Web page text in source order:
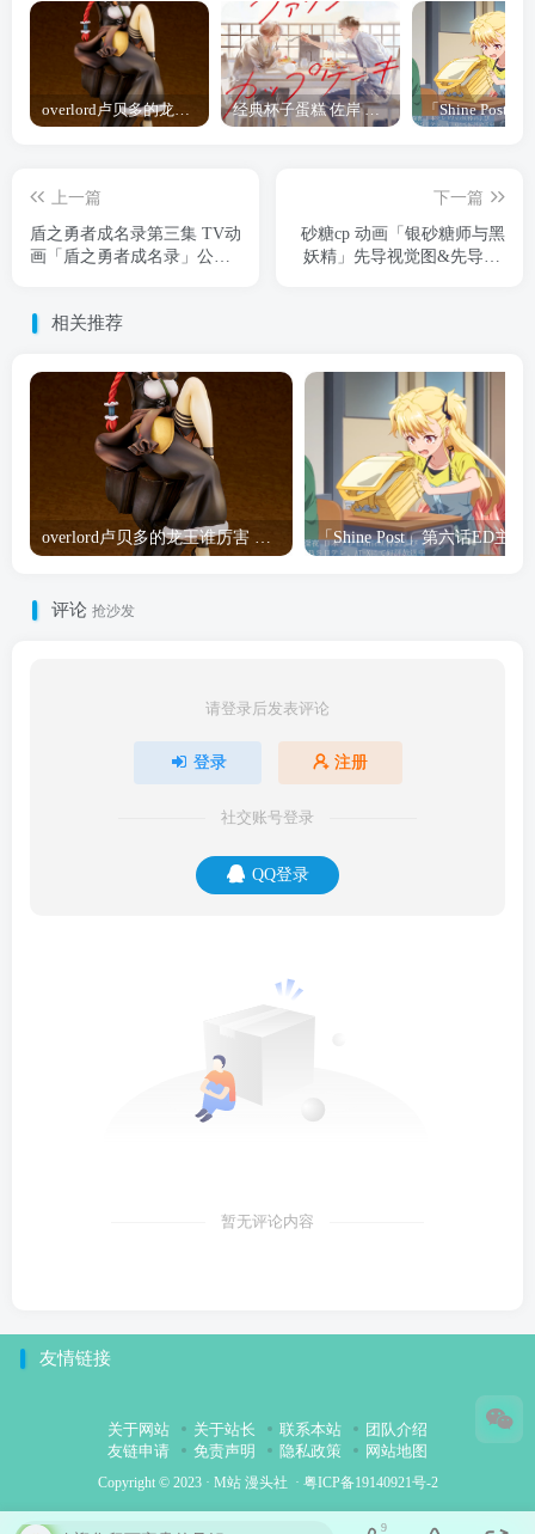
经典杯子蛋糕 佐岸 漫画「经典杯子蛋糕」宣布真人日剧化
上一篇
盾之勇者成名录第三集 TV动
画「盾之勇者成名录」公开
下一篇
砂糖cp 动画「银砂糖师与黑
妖精」先导视觉图&先导PV
相关推荐
评论 抢沙发
请登录后发表评论
登录 注册
社交账号登录
QQ登录
暂无评论内容
友情链接
关于网站 关于站长 联系本站
团队介绍
友链申请
免责声明 隐私政策 网站地图
Copyright © 2023 · M站 漫头社 · 粤ICP备19140921号-2
9